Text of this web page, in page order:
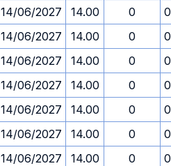
14/06/2027 14.00 0
14/06/2027 14.00 0
14/06/2027 14.00 0
14/06/2027 14.00 0
14/06/2027 14.00 0
14/06/2027 14.00 0
14/06/2027 14.00 0